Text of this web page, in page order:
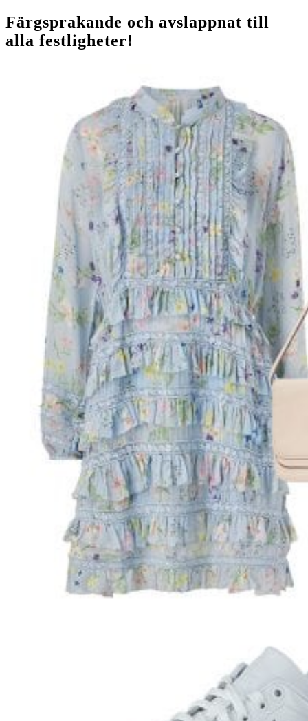
Färgsprakande och avslappnat till
alla festligheter!